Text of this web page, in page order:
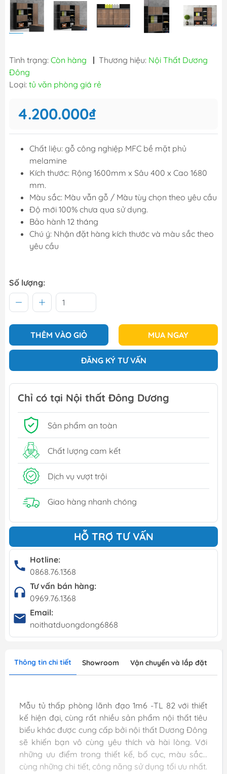
Tình trạng: Còn hàng | Thương hiệu: Nội Thất Dương
Đông
Loại: tủ văn phòng giá rẻ
4.200.000₫
Chất liệu: gỗ công nghiệp MFC bề mặt phủ
melamine
Kích thước: Rộng 1600mm x Sâu 400 x Cao 1680
mm.
Màu sắc: Màu vẫn gỗ / Màu tùy chọn theo yêu cầu
Độ mới 100% chưa qua sử dụng.
Bảo hành 12 tháng
Chú ý: Nhận đặt hàng kích thước và màu sắc theo
yêu cầu
Số lượng:
THÊM VÀO GIỎ MUA NGAY
ĐĂNG KÝ TƯ VẤN
Chỉ có tại Nội thất Đông Dương
Sản phẩm an toàn
Chất lượng cam kết
Dịch vụ vượt trội
Giao hàng nhanh chóng
HỖ TRỢ TƯ VẤN
Hotline:
0868.76.1368
Tư vấn bán hàng:
0969.76.1368
Email:
noithatduongdong6868
Thông tin chi tiết Showroom Vận chuyển và lắp đặt
Mẫu tủ thấp phòng lãnh đạo 1m6 -TL 82 với thiết
kế hiện đại, cùng rất nhiều sản phẩm nội thất tiêu
biểu khác được cung cấp bởi nội thất Dương Đông
sẽ khiến bạn vô cùng yêu thích và hài lòng. Với
những ưu điểm trong thiết kế, bố cục, màu sắc...
cùng những chi tiết, công năng sử dụng tối ưu nhất.